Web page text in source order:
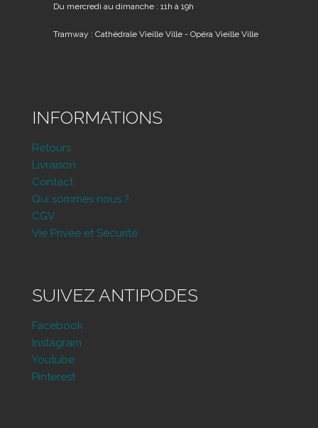
Du mercredi au dimanche : 11h à 19h
Tramway : Cathédrale Vieille Ville - Opéra Vieille Ville
INFORMATIONS
Retours
Livraison
Contact
Qui sommes nous ?
CGV
Vie Privée et Sécurité
SUIVEZ ANTIPODES
Facebook
Instagram
Youtube
Pinterest